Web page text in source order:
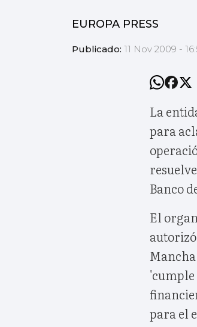
EUROPA PRESS
Publicado: 11 Nov 2009 -
La
para
Banco
El
para el